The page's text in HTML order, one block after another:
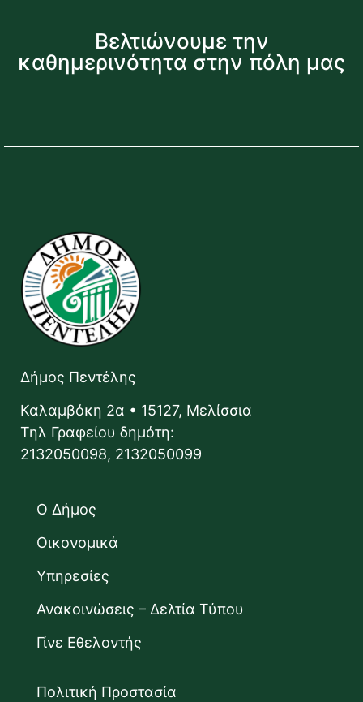
Βελτιώνουμε την
καθημερινότητα στην πόλη μας
Δήμος Πεντέλης
Καλαμβόκη 2α • 15127, Μελίσσια
Τηλ Γραφείου δημότη:
2132050098, 2132050099
Ο Δήμος
Οικονομικά
Υπηρεσίες
Ανακοινώσεις – Δελτία Τύπου
Γίνε Εθελοντής
Πολιτική Προστασία